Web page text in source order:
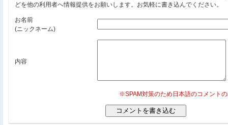
どを他の利用者へ情報提供をお願いします。お気軽に書き込んでください。
お名前
(ニックネーム)
内容
※SPAM対策のため日本語のコメント